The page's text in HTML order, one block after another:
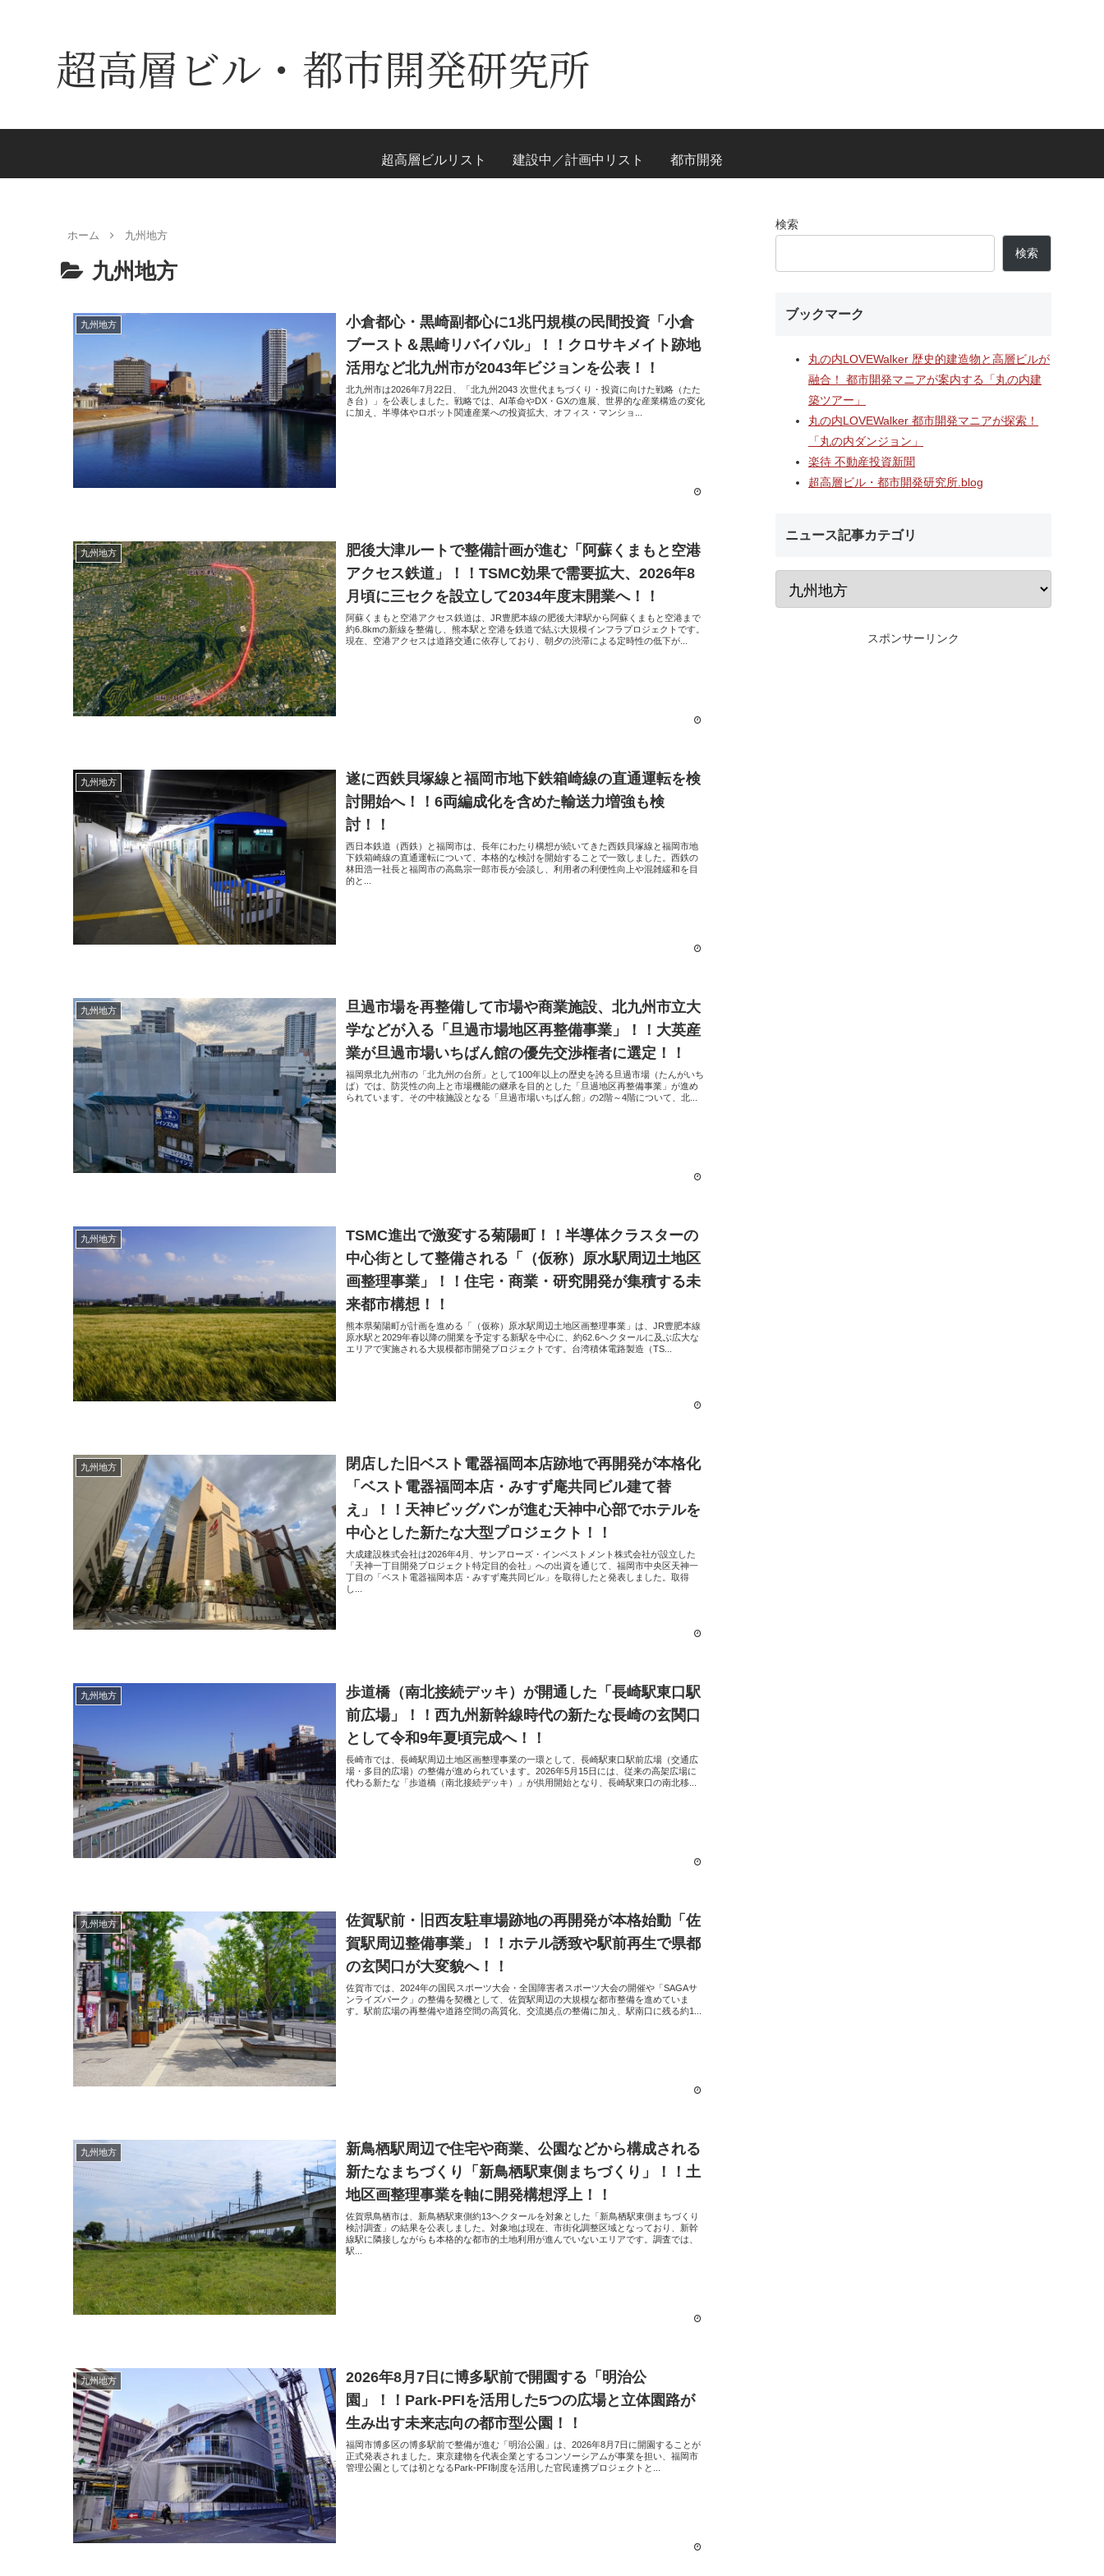
超高層ビル・都市開発研究所
超高層ビルリスト 建設中／計画中リスト 都市開発
ホーム 九州地方
九州地方
九州地方
小倉都心・黒崎副都心に1兆円規模の民間投資「小倉
ブースト＆黒崎リバイバル」！！クロサキメイト跡地
活用など北九州市が2043年ビジョンを公表！！
北九州市は2026年7月22日、「北九州2043 次世代まちづくり・投資に向けた戦略（たた
き台）」を公表しました。戦略では、AI革命やDX・GXの進展、世界的な産業構造の変化
に加え、半導体やロボット関連産業への投資拡大、オフィス・マンショ...
九州地方
肥後大津ルートで整備計画が進む「阿蘇くまもと空港
アクセス鉄道」！！TSMC効果で需要拡大、2026年8
月頃に三セクを設立して2034年度末開業へ！！
阿蘇くまもと空港アクセス鉄道は、JR豊肥本線の肥後大津駅から阿蘇くまもと空港まで
約6.8kmの新線を整備し、熊本駅と空港を鉄道で結ぶ大規模インフラプロジェクトです。
現在、空港アクセスは道路交通に依存しており、朝夕の渋滞による定時性の低下が...
九州地方
遂に西鉄貝塚線と福岡市地下鉄箱崎線の直通運転を検
討開始へ！！6両編成化を含めた輸送力増強も検
討！！
西日本鉄道（西鉄）と福岡市は、長年にわたり構想が続いてきた西鉄貝塚線と福岡市地
下鉄箱崎線の直通運転について、本格的な検討を開始することで一致しました。西鉄の
林田浩一社長と福岡市の高島宗一郎市長が会談し、利用者の利便性向上や混雑緩和を目
的と...
九州地方
旦過市場を再整備して市場や商業施設、北九州市立大
学などが入る「旦過市場地区再整備事業」！！大英産
業が旦過市場いちばん館の優先交渉権者に選定！！
福岡県北九州市の「北九州の台所」として100年以上の歴史を誇る旦過市場（たんがいち
ば）では、防災性の向上と市場機能の継承を目的とした「旦過地区再整備事業」が進め
られています。その中核施設となる「旦過市場いちばん館」の2階～4階について、北...
九州地方
TSMC進出で激変する菊陽町！！半導体クラスターの
中心街として整備される「（仮称）原水駅周辺土地区
画整理事業」！！住宅・商業・研究開発が集積する未
来都市構想！！
熊本県菊陽町が計画を進める「（仮称）原水駅周辺土地区画整理事業」は、JR豊肥本線
原水駅と2029年春以降の開業を予定する新駅を中心に、約62.6ヘクタールに及ぶ広大な
エリアで実施される大規模都市開発プロジェクトです。台湾積体電路製造（TS...
九州地方
閉店した旧ベスト電器福岡本店跡地で再開発が本格化
「ベスト電器福岡本店・みすず庵共同ビル建て替
え」！！天神ビッグバンが進む天神中心部でホテルを
中心とした新たな大型プロジェクト！！
大成建設株式会社は2026年4月、サンアローズ・インベストメント株式会社が設立した
「天神一丁目開発プロジェクト特定目的会社」への出資を通じて、福岡市中央区天神一
丁目の「ベスト電器福岡本店・みすず庵共同ビル」を取得したと発表しました。取得
し...
九州地方
歩道橋（南北接続デッキ）が開通した「長崎駅東口駅
前広場」！！西九州新幹線時代の新たな長崎の玄関口
として令和9年夏頃完成へ！！
長崎市では、長崎駅周辺土地区画整理事業の一環として、長崎駅東口駅前広場（交通広
場・多目的広場）の整備が進められています。2026年5月15日には、従来の高架広場に
代わる新たな「歩道橋（南北接続デッキ）」が供用開始となり、長崎駅東口の南北移...
九州地方
佐賀駅前・旧西友駐車場跡地の再開発が本格始動「佐
賀駅周辺整備事業」！！ホテル誘致や駅前再生で県都
の玄関口が大変貌へ！！
佐賀市では、2024年の国民スポーツ大会・全国障害者スポーツ大会の開催や「SAGAサ
ンライズパーク」の整備を契機として、佐賀駅周辺の大規模な都市整備を進めていま
す。駅前広場の再整備や道路空間の高質化、交流拠点の整備に加え、駅南口に残る約1...
九州地方
新鳥栖駅周辺で住宅や商業、公園などから構成される
新たなまちづくり「新鳥栖駅東側まちづくり」！！土
地区画整理事業を軸に開発構想浮上！！
佐賀県鳥栖市は、新鳥栖駅東側約13ヘクタールを対象とした「新鳥栖駅東側まちづくり
検討調査」の結果を公表しました。対象地は現在、市街化調整区域となっており、新幹
線駅に隣接しながらも本格的な都市的土地利用が進んでいないエリアです。調査では、
駅...
九州地方
2026年8月7日に博多駅前で開園する「明治公
園」！！Park-PFIを活用した5つの広場と立体園路が
生み出す未来志向の都市型公園！！
福岡市博多区の博多駅前で整備が進む「明治公園」は、2026年8月7日に開園することが
正式発表されました。東京建物を代表企業とするコンソーシアムが事業を担い、福岡市
管理公園としては初となるPark-PFI制度を活用した官民連携プロジェクトと...
検索
検索
ブックマーク
丸の内LOVEWalker 歴史的建造物と高層ビルが
融合！ 都市開発マニアが案内する「丸の内建
築ツアー」
丸の内LOVEWalker 都市開発マニアが探索！
「丸の内ダンジョン」
楽待 不動産投資新聞
超高層ビル・都市開発研究所.blog
ニュース記事カテゴリ
スポンサーリンク